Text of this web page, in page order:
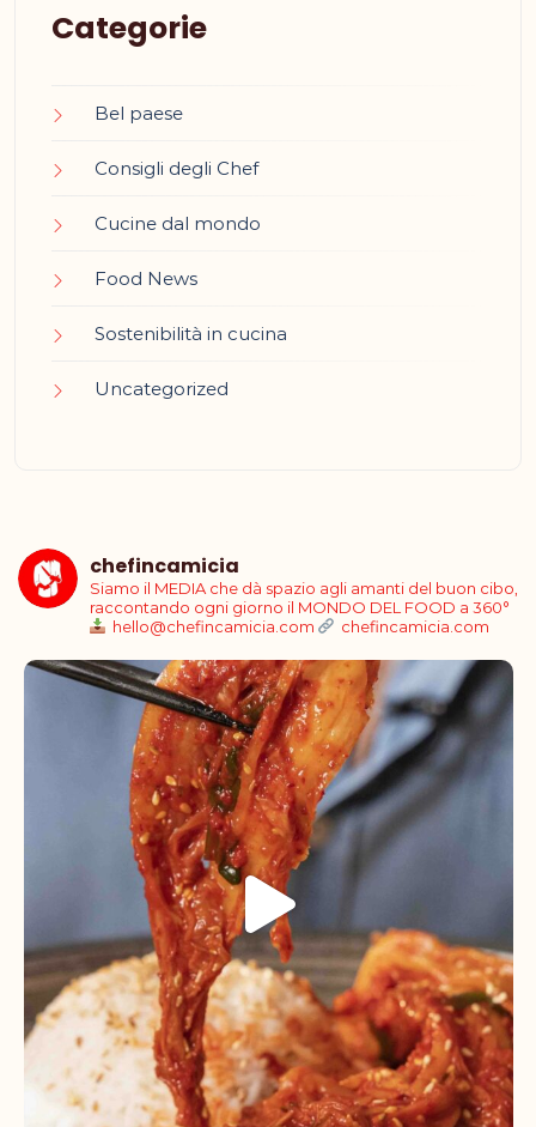
Categorie
Bel paese
Consigli degli Chef
Cucine dal mondo
Food News
Sostenibilità in cucina
Uncategorized
chefincamicia
Siamo il MEDIA che dà spazio agli amanti del buon cibo,
raccontando ogni giorno il MONDO DEL FOOD a 360°
hello@chefincamicia.com
chefincamicia.com